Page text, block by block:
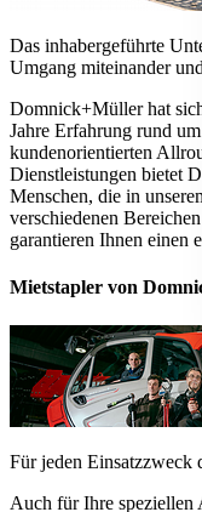
Das inhabergeführte
Umgang miteinander
Domnick+Müller hat
Jahre Erfahrung rund
kundenorientierten
Dienstleistungen bietet
Menschen, die in
verschiedenen
garantieren Ihnen einen
Mietstapler von
Für jeden Einsatzzweck
Auch für Ihre speziellen